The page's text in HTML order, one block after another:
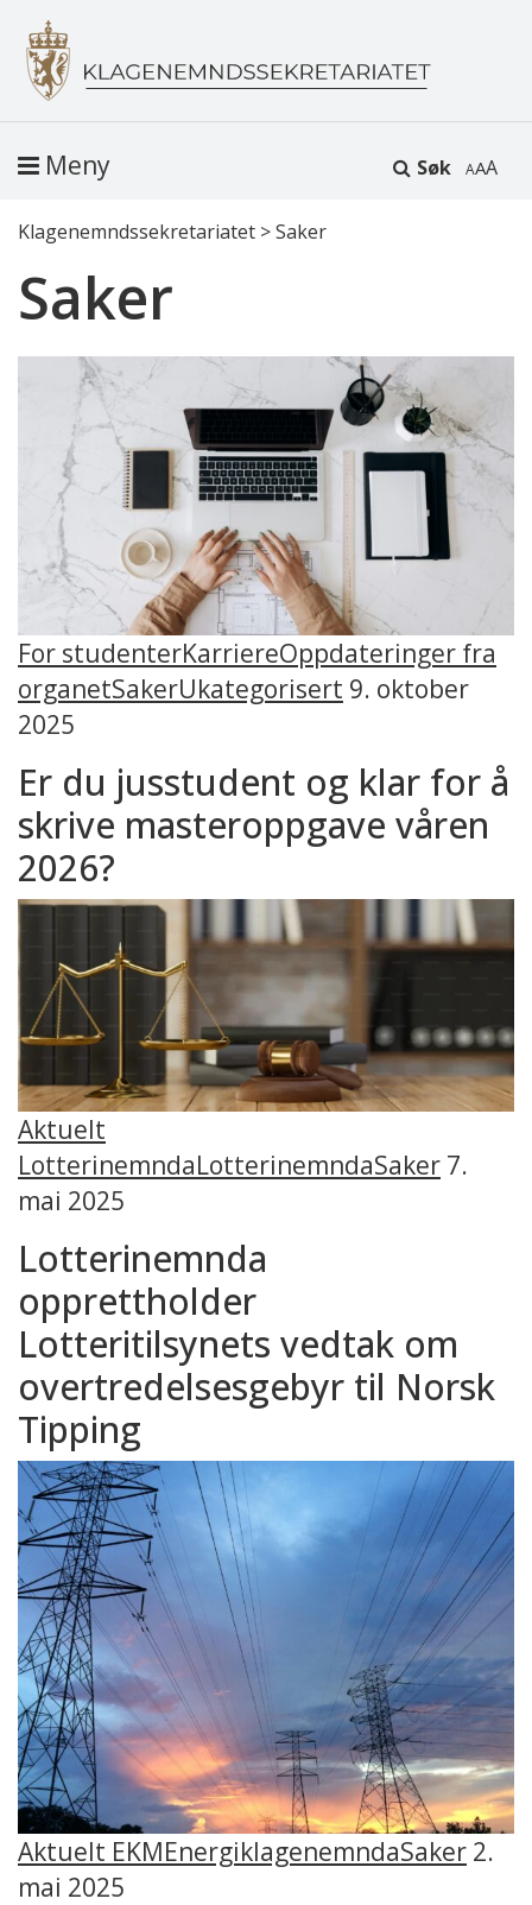
Søk A
Meny
Klagenemndssekretariatet >Saker
Saker
For studenterKarriereOppdateringer fra
organetSakerUkategorisert 9. oktober
2025
Er du jusstudent og klar for å
skrive masteroppgave våren
2026?
Aktuelt
LotterinemndaLotterinemndaSaker 7.
mai 2025
Lotterinemnda
opprettholder
Lotteritilsynets vedtak om
overtredelsesgebyr til Norsk
Tipping
Aktuelt EKMEnergiklagenemndaSaker 2.
mai 2025